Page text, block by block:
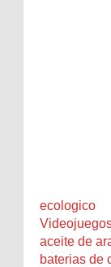
ecologico
aceite de
baterias de